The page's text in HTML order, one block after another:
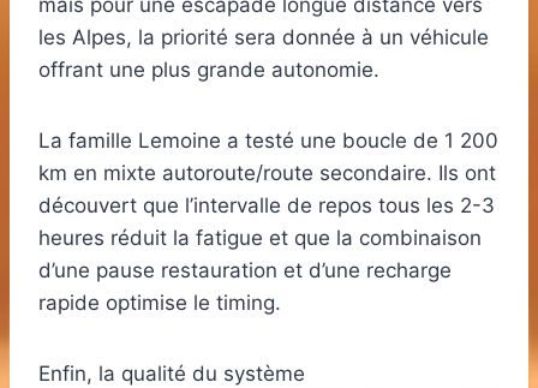
mais pour une escapade longue distance vers
les Alpes, la priorité sera donnée à un véhicule
offrant une plus grande autonomie.
La famille Lemoine a testé une boucle de 1 200
km en mixte autoroute/route secondaire. Ils ont
découvert que l’intervalle de repos tous les 2-3
heures réduit la fatigue et que la combinaison
d’une pause restauration et d’une recharge
rapide optimise le timing.
Enfin, la qualité du système